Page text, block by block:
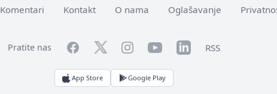
Komentari Kontakt O nama Oglašavanje
Pratite nas FacebookTwitterInstagramYouTubeLinkedInRSS
App Store Google Play